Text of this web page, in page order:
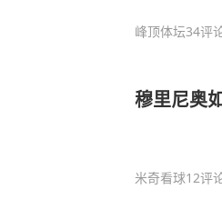
峰顶体坛34评
穆里尼奥
米奇看球12评